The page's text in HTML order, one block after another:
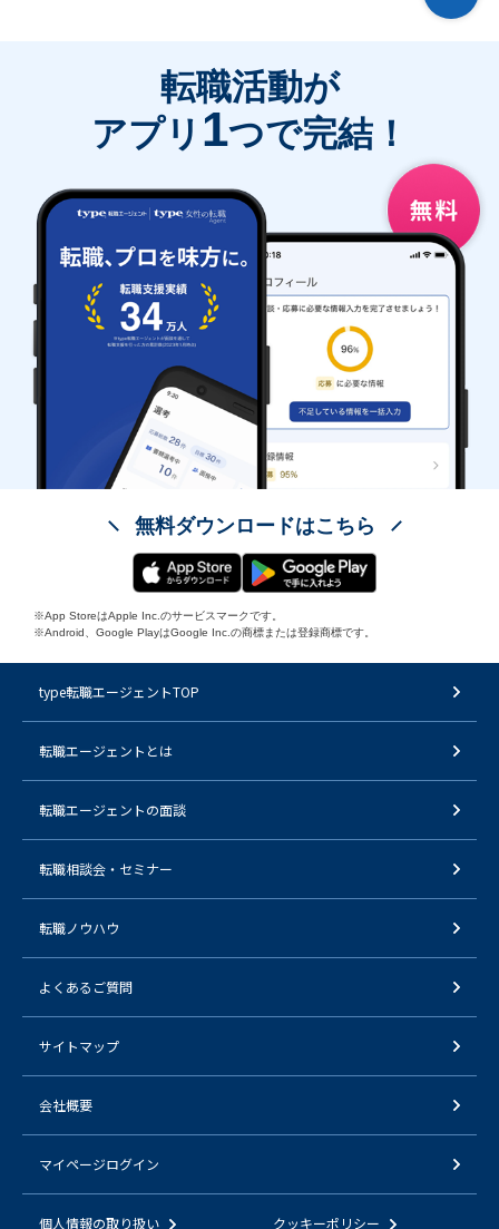
転職活動が
アプリ 1つで完結！
無料ダウンロードはこちら
※App StoreはApple Inc.のサービスマークです。
※Android、Google PlayはGoogle Inc.の商標または登録商標です。
type転職エージェントTOP
転職エージェントとは
転職エージェントの面談
転職相談会・セミナー
転職ノウハウ
よくあるご質問
サイトマップ
会社概要
マイページログイン
個人情報の取り扱い クッキーポリシー